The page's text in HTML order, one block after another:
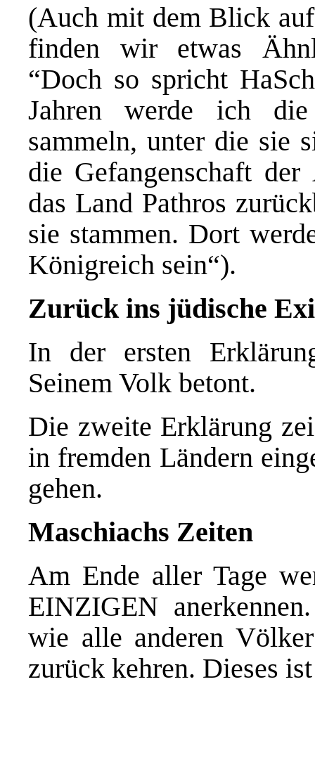
(Auch mit dem Blick
finden wir etwas
“Doch so spricht
Jahren werde ich
sammeln, unter die sie
die Gefangenschaft
das Land Pathros
sie stammen. Dort
Königreich sein“).
Zurück ins jüdische
In der ersten
Seinem Volk betont.
Die zweite Erklärung
in fremden Ländern
gehen.
Maschiachs Zeiten
Am Ende aller Tage
EINZIGEN
wie alle anderen
zurück kehren. Dieses